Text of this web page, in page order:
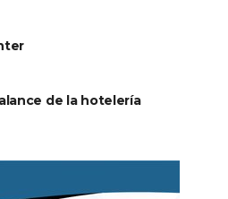
de la hotelería